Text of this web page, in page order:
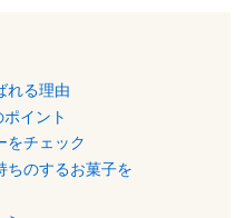
れる理由
イント
をチェック
ちのするお菓子を